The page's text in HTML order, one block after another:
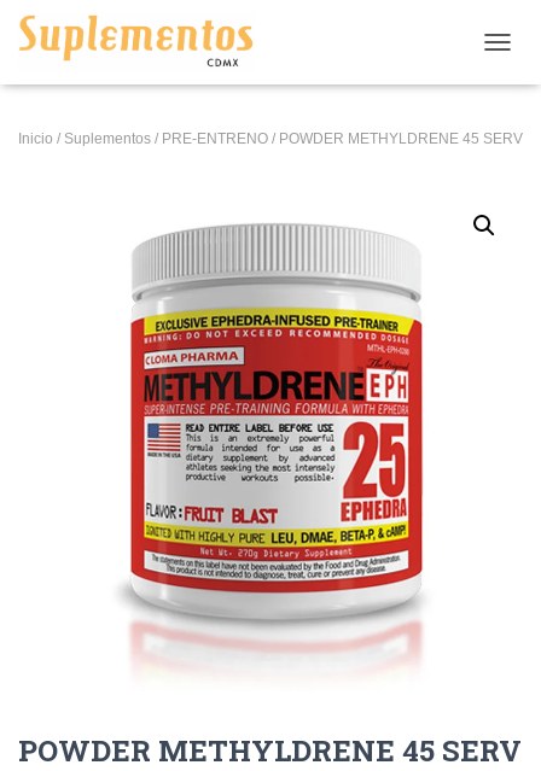
Inicio / Suplementos / PRE-ENTRENO / POWDER METHYLDRENE 45 SERV
POWDER METHYLDRENE 45 SERV